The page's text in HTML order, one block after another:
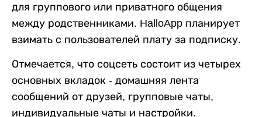
для группового или приватного общения
между родственниками. HalloApp планирует
взимать с пользователей плату за подписку.
Отмечается, что соцсеть состоит из четырех
основных вкладок - домашняя лента
сообщений от друзей, групповые чаты,
индивидуальные чаты и настройки.